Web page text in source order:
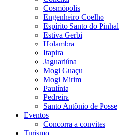
Cosmópolis
Engenheiro Coelho
Espírito Santo do Pinhal
Estiva Gerbi
Holambra
Itapira
Jaguariúna
Mogi Guaçu
Mogi Mirim
Paulínia
Pedreira
Santo Antônio de Posse
Eventos
Concorra a convites
Turismo